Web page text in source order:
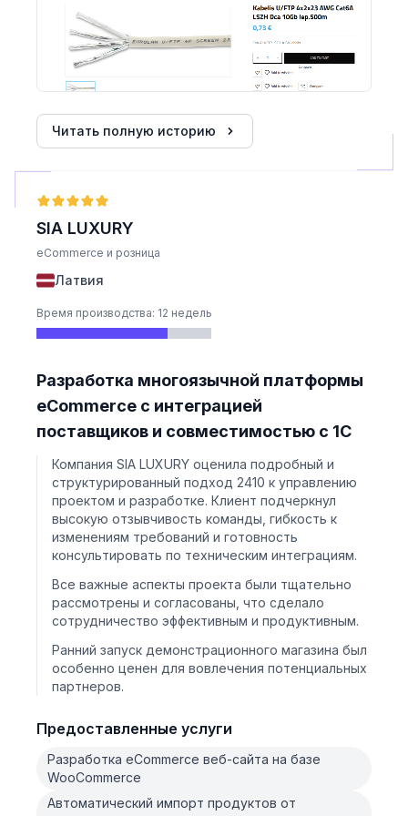
Читать полную историю
SIA LUXURY
eCommerce и розница
Латвия
Время производства: 12 недель
Разработка многоязычной платформы
eCommerce с интеграцией
поставщиков и совместимостью с 1С
Компания SIA LUXURY оценила подробный и
структурированный подход 2410 к управлению
проектом и разработке. Клиент подчеркнул
высокую отзывчивость команды, гибкость к
изменениям требований и готовность
консультировать по техническим интеграциям.
Все важные аспекты проекта были тщательно
рассмотрены и согласованы, что сделало
сотрудничество эффективным и продуктивным.
Ранний запуск демонстрационного магазина был
особенно ценен для вовлечения потенциальных
партнеров.
Предоставленные услуги
Разработка eCommerce веб-сайта на базе
WooCommerce
Автоматический импорт продуктов от